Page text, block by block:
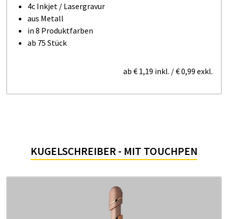
4c Inkjet / Lasergravur
aus Metall
in 8 Produktfarben
ab 75 Stück
ab € 1,19 inkl. /€ 0,99 exkl.
KUGELSCHREIBER - MIT TOUCHPEN